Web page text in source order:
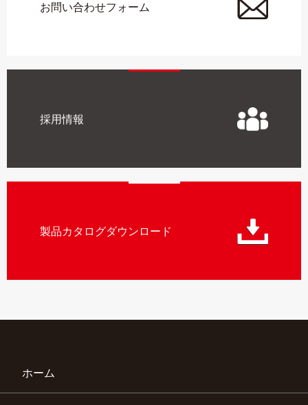
お問い合わせフォーム
採用情報
製品カタログダウンロード
ホーム